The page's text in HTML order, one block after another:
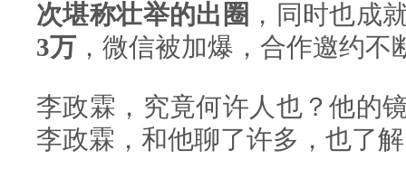
次堪称壮举的出圈 ，同时也成
3万 ，微信被加爆，合作邀约不
李政霖，究竟何许人也？他的
李政霖，和他聊了许多，也了